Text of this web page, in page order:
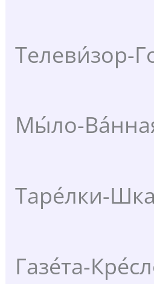
Телеви́зор-
Мы́ло-
Таре́лки-
Газе́та-